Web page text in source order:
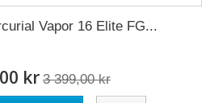
Vapor 16 Elite FG...
kr 3 399,00 kr